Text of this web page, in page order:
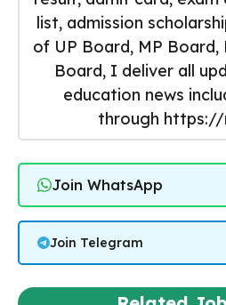
list, admission
of UP Board, MP Board,
Board, I deliver all
education news
through https://
Join WhatsApp
Join Telegram